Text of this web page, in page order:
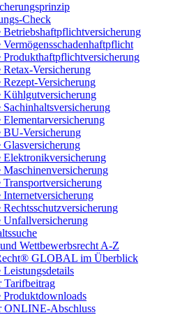
Check
Betriebshaftpflichtversicherung
Vermögensschadenhaftpflicht
Produkthaftpflichtversicherung
Retax-Versicherung
Rezept-Versicherung
Kühlgutversicherung
Sachinhaltsversicherung
Elementarversicherung
BU-Versicherung
Glasversicherung
Elektronikversicherung
Maschinenversicherung
Transportversicherung
Internetversicherung
Rechtsschutzversicherung
Unfallversicherung
Wettbewerbsrecht A-Z
GLOBAL im Überblick
Leistungsdetails
Tarifbeitrag
Produktdownloads
ONLINE-Abschluss